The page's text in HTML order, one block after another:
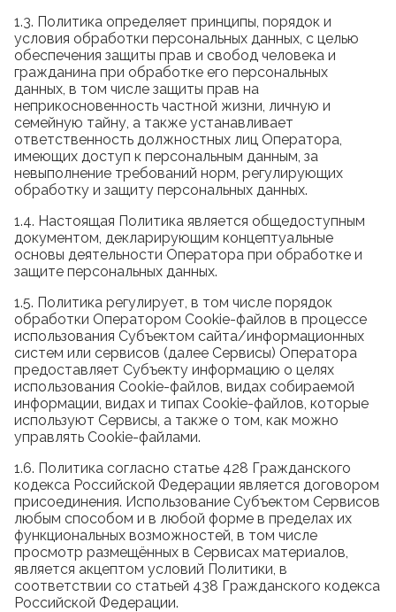
1.3. Политика определяет принципы, порядок и
условия обработки персональных данных, с целью
обеспечения защиты прав и свобод человека и
гражданина при обработке его персональных
данных, в том числе защиты прав на
неприкосновенность частной жизни, личную и
семейную тайну, а также устанавливает
ответственность должностных лиц Оператора,
имеющих доступ к персональным данным, за
невыполнение требований норм, регулирующих
обработку и защиту персональных данных.
1.4. Настоящая Политика является общедоступным
документом, декларирующим концептуальные
основы деятельности Оператора при обработке и
защите персональных данных.
1.5. Политика регулирует, в том числе порядок
обработки Оператором Cookie-файлов в процессе
использования Субъектом сайта/информационных
систем или сервисов (далее Сервисы) Оператора
предоставляет Субъекту информацию о целях
использования Cookie-файлов, видах собираемой
информации, видах и типах Cookie-файлов, которые
используют Сервисы, а также о том, как можно
управлять Cookie-файлами.
1.6. Политика согласно статье 428 Гражданского
кодекса Российской Федерации является договором
присоединения. Использование Субъектом Сервисов
любым способом и в любой форме в пределах их
функциональных возможностей, в том числе
просмотр размещённых в Сервисах материалов,
является акцептом условий Политики, в
соответствии со статьей 438 Гражданского кодекса
Российской Федерации.